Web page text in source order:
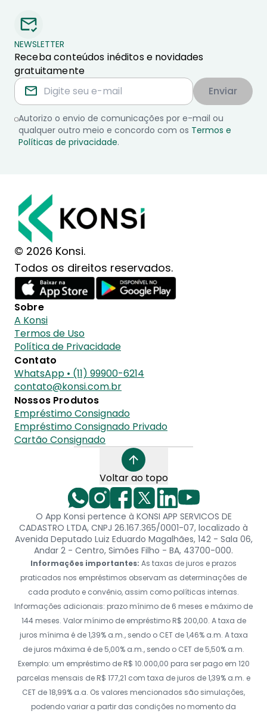
NEWSLETTER
Receba conteúdos inéditos e novidades
gratuitamente
Enviar
Autorizo o envio de comunicações por e-mail ou
qualquer outro meio e concordo com os Termos e
Políticas de privacidade.
© 2026 Konsi.
Todos os direitos reservados.
Sobre
A Konsi
Termos de Uso
Política de Privacidade
Contato
WhatsApp • (11) 99900-6214
contato@konsi.com.br
Nossos Produtos
Empréstimo Consignado
Empréstimo Consignado Privado
Cartão Consignado
Voltar ao topo
O App Konsi pertence à KONSI APP SERVICOS DE
CADASTRO LTDA, CNPJ 26.167.365/0001-07, localizado à
Avenida Deputado Luiz Eduardo Magalhães, 142 - Sala 06,
Andar 2 - Centro, Simões Filho - BA, 43700-000.
Informações importantes: As taxas de juros e prazos
praticados nos empréstimos observam as determinações de
cada produto e convênio, assim como políticas internas.
Informações adicionais: prazo mínimo de 6 meses e máximo de
144 meses. Valor mínimo de empréstimo R$ 200,00. A taxa de
juros mínima é de 1,39% a.m., sendo o CET de 1,46% a.m. A taxa
de juros máxima é de 5,00% a.m., sendo o CET de 5,50% a.m.
Exemplo: um empréstimo de R$ 10.000,00 para ser pago em 120
parcelas mensais de R$ 177,21 com taxa de juros de 1,39% a.m. e
CET de 18,99% a.a. Os valores mencionados são simulações,
podendo variar a partir das condições no momento da